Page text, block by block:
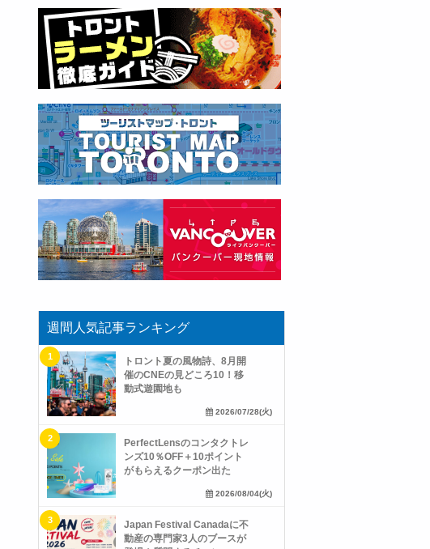
週間人気記事ランキング
トロント夏の風物詩、8月開
催のCNEの見どころ10！移
動式遊園地も
2026/07/28(火)
PerfectLensのコンタクトレ
ンズ10％OFF＋10ポイント
がもらえるクーポン出た
2026/08/04(火)
Japan Festival Canadaに不
動産の専門家3人のブースが